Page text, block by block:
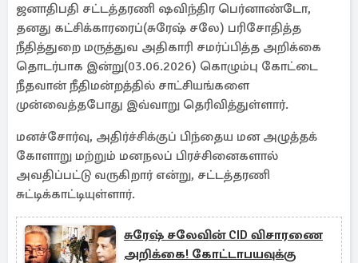
ஜனாதிபதி சட்டத்தரணி ஷவிந்திர பெர்னாண்டோ,
தனது கட்சிக்காரரைப்(சுரேஷ் சலே) பரிசோதித்த
நீதித்துறை மருத்துவ அதிகாரி சமர்ப்பித்த அறிக்கை
தொடர்பாக இன்று(03.06.2026) கொழும்பு கோட்டை
நீதவான் நீதிமன்றத்தில் சாட்சியங்களை
முன்வைத்தபோது இவ்வாறு தெரிவித்துள்ளார்.
மனச்சோர்வு, அதிர்ச்சிக்குப் பிந்தைய மன அழுத்தக்
கோளாறு மற்றும் மனநலப் பிரச்சினைகளால்
அவதிப்பட்டு வருகிறார் என்று, சட்டத்தரணி
சுட்டிக்காட்டியுள்ளார்.
சுரேஷ் சலேவின் CID விசாரணை
அறிக்கை! கோட்டாபயவுக்கு